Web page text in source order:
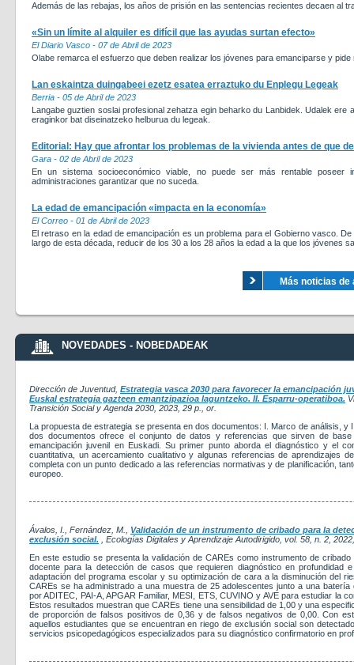
Además de las rebajas, los años de prisión en las sentencias recientes decaen al
«Sin un límite al alquiler es difícil que las ayudas surtan efecto»
El Diario Vasco - 07 de Abril de 2023
Olabe remarca el esfuerzo que deben realizar los jóvenes para emanciparse y
Lan eskaintza duingabeei ezetz esatea erraztuko du Enplegu Legeak
Berria - 05 de Abril de 2023
Langabe guztien soslai profesional zehatza egin beharko du Lanbidek. Udalek
eraginkor bat diseinatzeko helburua du legeak.
Editorial: Hay que afrontar los problemas de la vivienda antes de que
Gara - 02 de Abril de 2023
En un sistema socioeconómico viable, no puede ser más rentable poseer
administraciones garantizar que no suceda.
La edad de emancipación «impacta en la economía»
El Correo - 01 de Abril de 2023
El retraso en la edad de emancipación es un problema para el Gobierno vasco.
largo de esta década, reducir de los 30 a los 28 años la edad a la que los jóvenes
Más noticias
NOVEDADES - NOBEDADEAK
Dirección de Juventud, Estrategia vasca 2030 para favorecer la emancipación
Euskal estrategia gazteen emantzipazioa laguntzeko. II. Esparru-operatiboa.
Transición Social y Agenda 2030 , 2023 , 29 p., or.
La propuesta de estrategia se presenta en dos documentos: I. Marco de análisis, y
dos documentos ofrece el conjunto de datos y referencias que sirven de
emancipación juvenil en Euskadi. Su primer punto aborda el diagnóstico y el
cuantitativa, un acercamiento cualitativo y algunas referencias de aprendizajes
completa con un punto dedicado a las referencias normativas y de planificación,
europeo.
Ávalos, I., Fernández, M., Validación de un instrumento de cribado para la
exclusión social. , Ecologías Digitales y Aprendizaje Autodirigido, vol. 58, n. 2,
En este estudio se presenta la validación de CAREs como instrumento de
docente para la detección de casos que requieren diagnóstico en profundidad
adaptación del programa escolar y su optimización de cara a la disminución del
CAREs se ha administrado a una muestra de 25 adolescentes junto a una batería
por ADITEC, PAI-A, APGAR Familiar, MESI, ETS, CUVINO y AVE para estudiar la
Estos resultados muestran que CAREs tiene una sensibilidad de 1,00 y una
de proporción de falsos positivos de 0,36 y de falsos negativos de 0,00. Con
aquellos estudiantes que se encuentran en riego de exclusión social son
servicios psicopedagógicos especializados para su diagnóstico confirmatorio en